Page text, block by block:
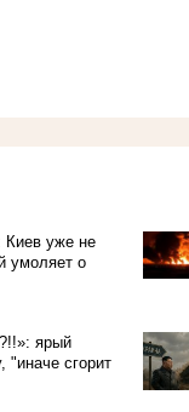
Киев уже не
умоляет о
ярый
"иначе сгорит